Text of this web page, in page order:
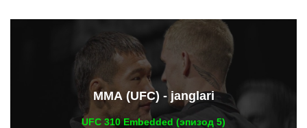
ММА (UFC) - janglari
UFC 310 Embedded (эпизод 5)